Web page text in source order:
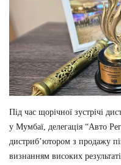
Під час щорічної зустрічі
у Мумбаї, делегація “Авто
дистриб’ютором з продажу
визнанням високих